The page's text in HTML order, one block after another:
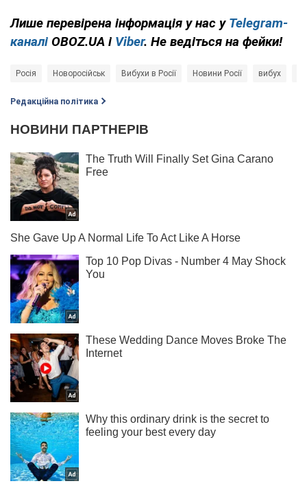
Лише перевірена інформація у нас у Telegram-
каналі OBOZ.UA і Viber. Не ведіться на фейки!
Росія Новоросійськ Вибухи в Росії Новини Росії вибух
Редакційна політика